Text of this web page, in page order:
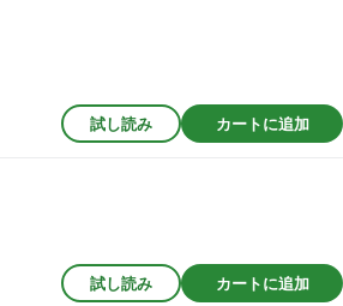
試し読み カートに追加
試し読み カートに追加